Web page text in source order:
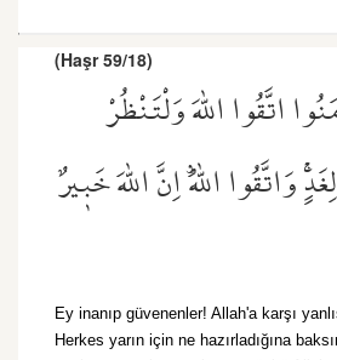
(Haşr 59/18)
اتَّقُوا اللّٰهَ وَلْتَنْظُرْ
وَاتَّقُوا اللّٰهَۜ اِنَّ اللّٰهَ خَب۪يرٌ
Ey inanıp güvenenler! Allah'a karşı
Herkes yarın için ne hazırladığına